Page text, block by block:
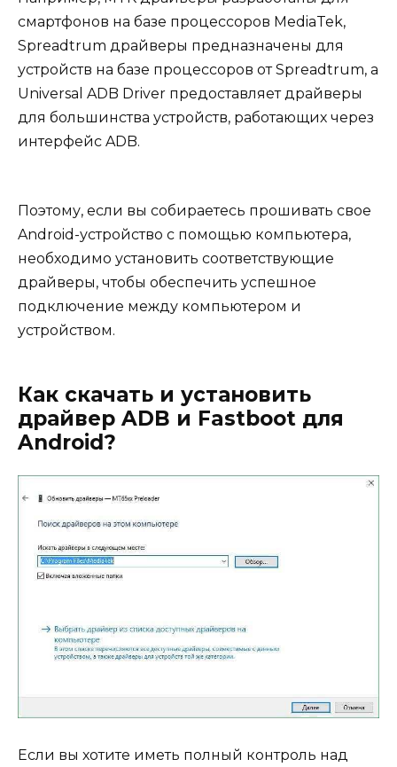
смартфонов на базе процессоров MediaTek,
Spreadtrum драйверы предназначены для
устройств на базе процессоров от Spreadtrum, а
Universal ADB Driver предоставляет драйверы
для большинства устройств, работающих через
интерфейс ADB.
Поэтому, если вы собираетесь прошивать свое
Android-устройство с помощью компьютера,
необходимо установить соответствующие
драйверы, чтобы обеспечить успешное
подключение между компьютером и
устройством.
Как скачать и установить
драйвер ADB и Fastboot для
Android?
Если вы хотите иметь полный контроль над